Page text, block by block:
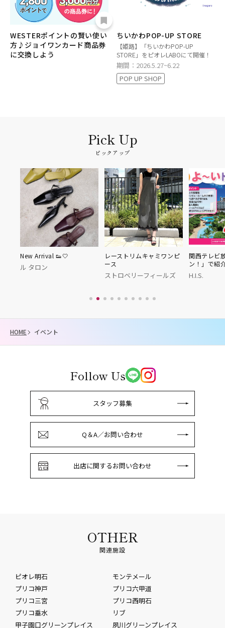
WESTERポイントの賢い使い
方♪ジョイワンカード商品券
に交換しよう
ちいかわPOP-UP STORE
【姫路】「ちいかわPOP-UP
STORE」をピオレLABOにて開催！
期間：2026.5.27~6.22
POP UP SHOP
ピックアップ
New Arrival 👟🤍
ル タロン
レーストリムキャミワンピ
ース
ストロベリーフィールズ
関西テレビ
ン！」で紹
H.I.S.
HOME イベント
Follow Us
スタッフ募集
Q＆A／お問い合わせ
出店に関するお問い合わせ
OTHER
関連施設
ピオレ明石
モンテメール
プリコ神戸
プリコ六甲道
プリコ三宮
プリコ西明石
プリコ垂水
リブ
甲子園口グリーンプレイス
夙川グリーンプレイス